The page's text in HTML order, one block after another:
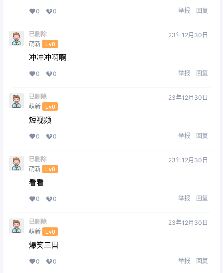
0 0 举报 回复
已删除
萌新 Lv0
23年12月30日
冲冲冲啊啊
0 0 举报 回复
已删除
萌新 Lv0
23年12月30日
短视频
0 0 举报 回复
已删除
萌新 Lv0
23年12月30日
看看
0 0 举报 回复
已删除
萌新 Lv0
23年12月30日
爆笑三国
0 0 举报 回复